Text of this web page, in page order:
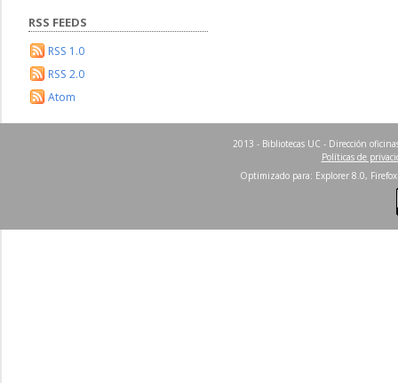
RSS FEEDS
RSS 1.0
RSS 2.0
Atom
2013 - Bibliotecas UC - Dirección
Políticas de
Optimizado para: Explorer 8.0,